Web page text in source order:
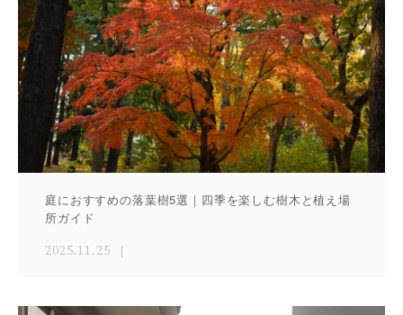
庭におすすめの落葉樹5選｜四季を楽しむ樹木と植え場
所ガイド
2025.11.25